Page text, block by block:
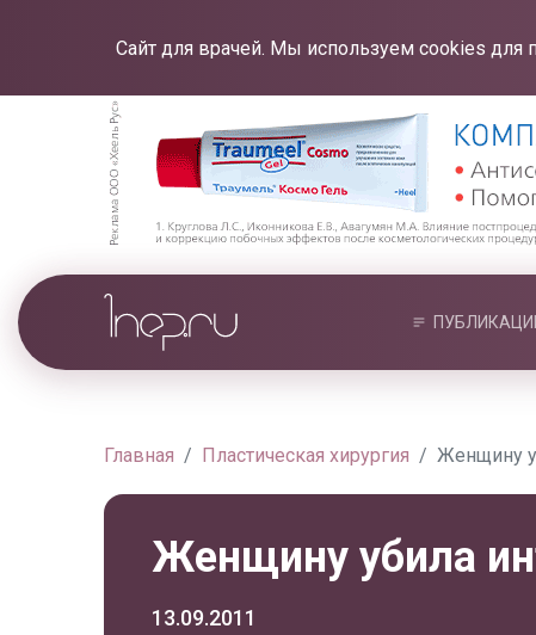
Сайт для врачей. Мы используем cookies для
Главная Пластическая хирургия Женщину
Женщину убила
13.09.2011